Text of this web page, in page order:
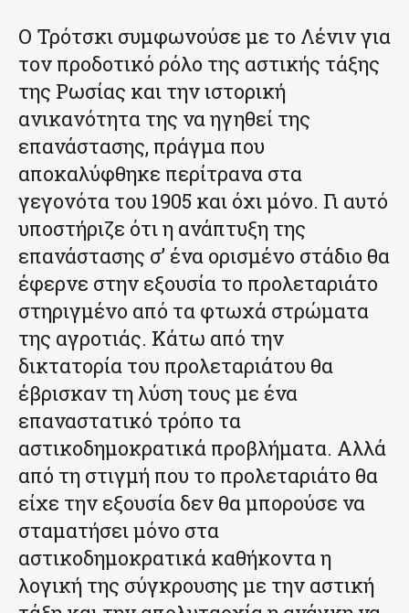
Ο Τρότσκι συμφωνούσε με το Λένιν για
τον προδοτικό ρόλο της αστικής τάξης
της Ρωσίας και την ιστορική
ανικανότητα της να ηγηθεί της
επανάστασης, πράγμα που
αποκαλύφθηκε περίτρανα στα
γεγονότα του 1905 και όχι μόνο. Γι αυτό
υποστήριζε ότι η ανάπτυξη της
επανάστασης σ’ ένα ορισμένο στάδιο θα
έφερνε στην εξουσία το προλεταριάτο
στηριγμένο από τα φτωχά στρώματα
της αγροτιάς. Κάτω από την
δικτατορία του προλεταριάτου θα
έβρισκαν τη λύση τους με ένα
επαναστατικό τρόπο τα
αστικοδημοκρατικά προβλήματα. Αλλά
από τη στιγμή που το προλεταριάτο θα
είχε την εξουσία δεν θα μπορούσε να
σταματήσει μόνο στα
αστικοδημοκρατικά καθήκοντα η
λογική της σύγκρουσης με την αστική